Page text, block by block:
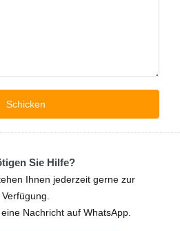
Sie Hilfe?
Ihnen jederzeit gerne zur
Verfügung.
Nachricht auf WhatsApp.